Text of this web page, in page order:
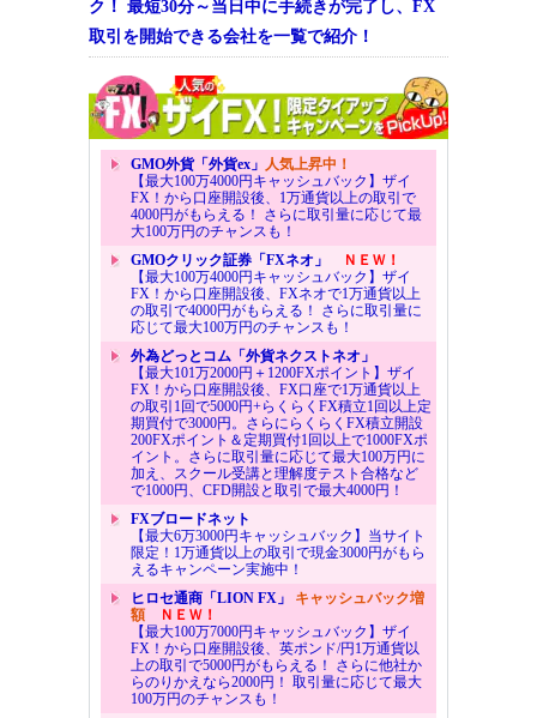
ク！ 最短30分～当日中に手続きが完了し、FX
取引を開始できる会社を一覧で紹介！
GMO外貨「外貨ex」 人気上昇中！
【最大100万4000円キャッシュバック】ザイ
FX！から口座開設後、1万通貨以上の取引で
4000円がもらえる！ さらに取引量に応じて最
大100万円のチャンスも！
GMOクリック証券「FXネオ」
ＮＥＷ！
【最大100万4000円キャッシュバック】ザイ
FX！から口座開設後、FXネオで1万通貨以上
の取引で4000円がもらえる！ さらに取引量に
応じて最大100万円のチャンスも！
外為どっとコム「外貨ネクストネオ」
【最大101万2000円＋1200FXポイント】ザイ
FX！から口座開設後、FX口座で1万通貨以上
の取引1回で5000円+らくらくFX積立1回以上定
期買付で3000円。さらにらくらくFX積立開設
200FXポイント＆定期買付1回以上で1000FXポ
イント。さらに取引量に応じて最大100万円に
加え、スクール受講と理解度テスト合格など
で1000円、CFD開設と取引で最大4000円！
FXブロードネット
【最大6万3000円キャッシュバック】当サイト
限定！1万通貨以上の取引で現金3000円がもら
えるキャンペーン実施中！
ヒロセ通商「LION FX」 キャッシュバック増
額ＮＥＷ！
【最大100万7000円キャッシュバック】ザイ
FX！から口座開設後、英ポンド/円1万通貨以
上の取引で5000円がもらえる！ さらに他社か
らのりかえなら2000円！ 取引量に応じて最大
100万円のチャンスも！